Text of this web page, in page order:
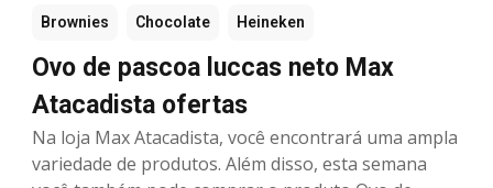
Brownies Chocolate Heineken
Ovo de pascoa luccas neto Max
Atacadista ofertas
Na loja Max Atacadista, você encontrará uma ampla
variedade de produtos. Além disso, esta semana